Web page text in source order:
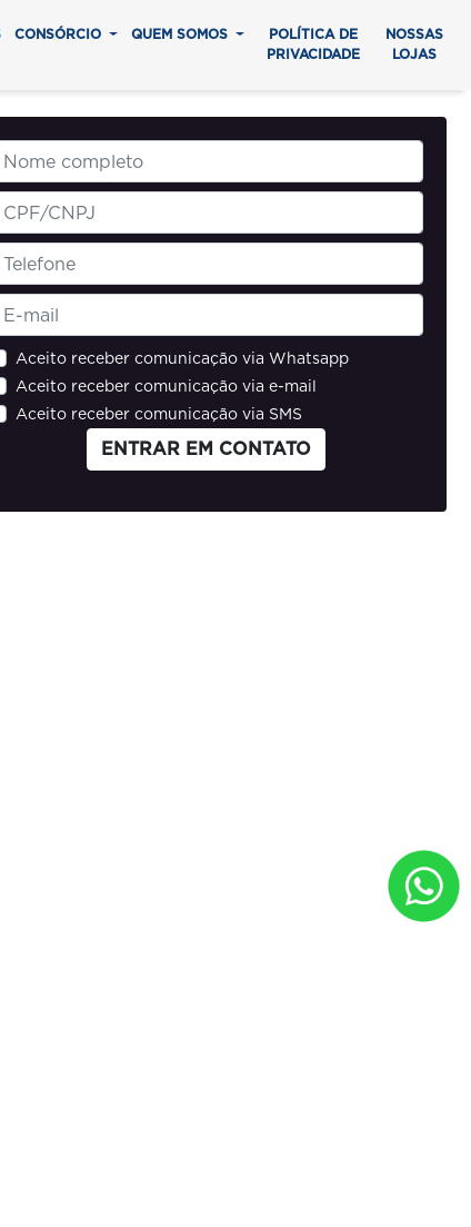
CONSÓRCIO QUEM SOMOS
POLÍTICA DE
PRIVACIDADE
NOSSAS
LOJAS
Aceito receber comunicação via Whatsapp
Aceito receber comunicação via e-mail
Aceito receber comunicação via SMS
ENTRAR EM CONTATO